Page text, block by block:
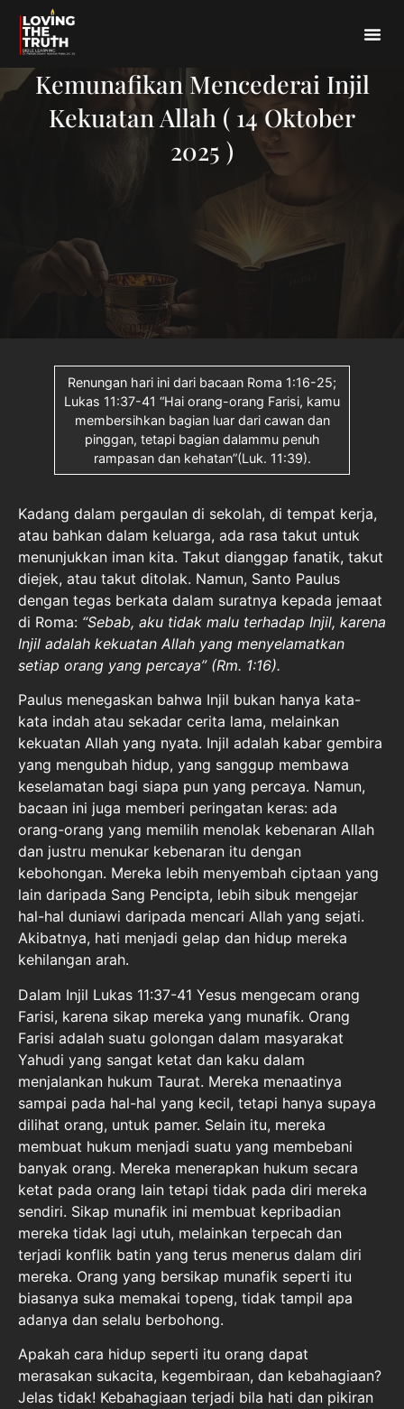
Kemunafikan Mencederai Injil
Kekuatan Allah ( 14 Oktober
2025 )
Renungan hari ini dari bacaan Roma 1:16-25;
Lukas 11:37-41 “Hai orang-orang Farisi, kamu
membersihkan bagian luar dari cawan dan
pinggan, tetapi bagian dalammu penuh
rampasan dan kehatan”(Luk. 11:39).
Kadang dalam pergaulan di sekolah, di tempat kerja,
atau bahkan dalam keluarga, ada rasa takut untuk
menunjukkan iman kita. Takut dianggap fanatik, takut
diejek, atau takut ditolak. Namun, Santo Paulus
dengan tegas berkata dalam suratnya kepada jemaat
di Roma: “Sebab, aku tidak malu terhadap Injil, karena
Injil adalah kekuatan Allah yang menyelamatkan
setiap orang yang percaya”(Rm. 1:16).
Paulus menegaskan bahwa Injil bukan hanya kata-
kata indah atau sekadar cerita lama, melainkan
kekuatan Allah yang nyata. Injil adalah kabar gembira
yang mengubah hidup, yang sanggup membawa
keselamatan bagi siapa pun yang percaya. Namun,
bacaan ini juga memberi peringatan keras: ada
orang-orang yang memilih menolak kebenaran Allah
dan justru menukar kebenaran itu dengan
kebohongan. Mereka lebih menyembah ciptaan yang
lain daripada Sang Pencipta, lebih sibuk mengejar
hal-hal duniawi daripada mencari Allah yang sejati.
Akibatnya, hati menjadi gelap dan hidup mereka
kehilangan arah.
Dalam Injil Lukas 11:37-41 Yesus mengecam orang
Farisi, karena sikap mereka yang munafik. Orang
Farisi adalah suatu golongan dalam masyarakat
Yahudi yang sangat ketat dan kaku dalam
menjalankan hukum Taurat. Mereka menaatinya
sampai pada hal-hal yang kecil, tetapi hanya supaya
dilihat orang, untuk pamer. Selain itu, mereka
membuat hukum menjadi suatu yang membebani
banyak orang. Mereka menerapkan hukum secara
ketat pada orang lain tetapi tidak pada diri mereka
sendiri. Sikap munafik ini membuat kepribadian
mereka tidak lagi utuh, melainkan terpecah dan
terjadi konflik batin yang terus menerus dalam diri
mereka. Orang yang bersikap munafik seperti itu
biasanya suka memakai topeng, tidak tampil apa
adanya dan selalu berbohong.
Apakah cara hidup seperti itu orang dapat
merasakan sukacita, kegembiraan, dan kebahagiaan?
Jelas tidak! Kebahagiaan terjadi bila hati dan pikiran